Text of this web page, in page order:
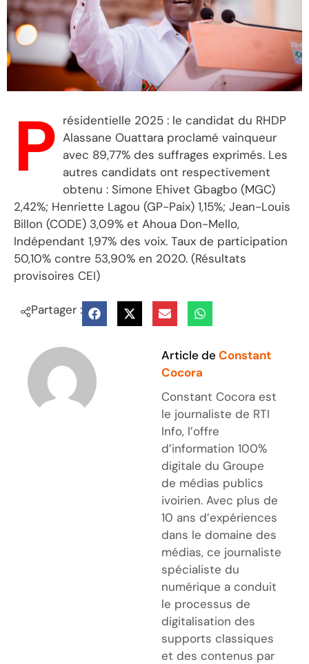
P résidentielle 2025 : le candidat du RHDP
Alassane Ouattara proclamé vainqueur
avec 89,77% des suffrages exprimés. Les
autres candidats ont respectivement
obtenu : Simone Ehivet Gbagbo (MGC)
2,42%; Henriette Lagou (GP-Paix) 1,15%; Jean-Louis
Billon (CODE) 3,09% et Ahoua Don-Mello,
Indépendant 1,97% des voix. Taux de participation
50,10% contre 53,90% en 2020. (Résultats
provisoires CEI)
Partager :
Article de Constant
Cocora
Constant Cocora est
le journaliste de RTI
Info, l’offre
d’information 100%
digitale du Groupe
de médias publics
ivoirien. Avec plus de
10 ans d’expériences
dans le domaine des
médias, ce journaliste
spécialiste du
numérique a conduit
le processus de
digitalisation des
supports classiques
et des contenus par